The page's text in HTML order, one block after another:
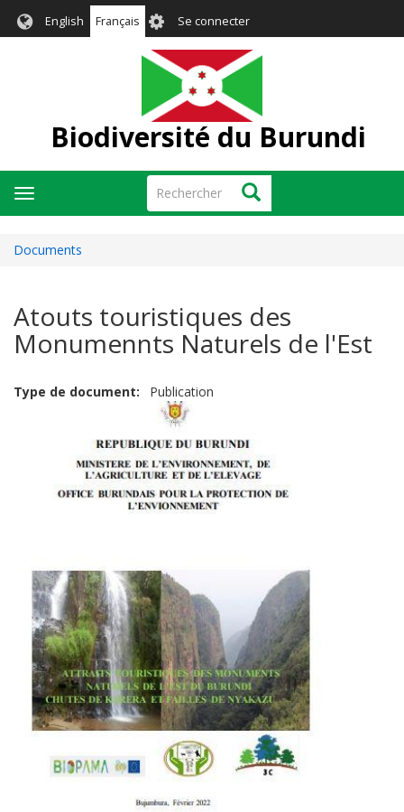
English Français User
account
menu
Se connecter
Biodiversité du Burundi
Rechercher Rechercher
Toggle
navigation
Documents
Atouts touristiques des
Monumennts Naturels de l'Est
Type de document Publication